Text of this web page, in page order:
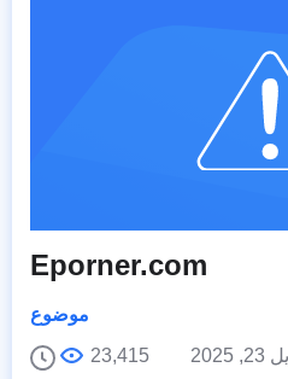
Eporner.com
موضوع
2025
23,415